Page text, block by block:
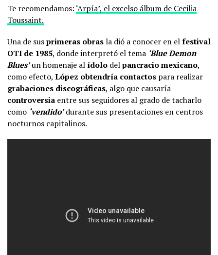
Te recomendamos: ‘Arpía’, el excelso álbum de Cecilia
Toussaint.
Una de susprimeras obrasla dió a conocer en elfestival
OTI de 1985, donde interpretó el tema ‘Blue Demon
Blues’un homenaje al ídolo delpancracio mexicano,
como efecto, López obtendría contactos para realizar
grabaciones discográficas, algo que causaría
controversia entre sus seguidores al grado de tacharlo
como ‘vendido’ durante sus presentaciones en centros
nocturnos capitalinos.